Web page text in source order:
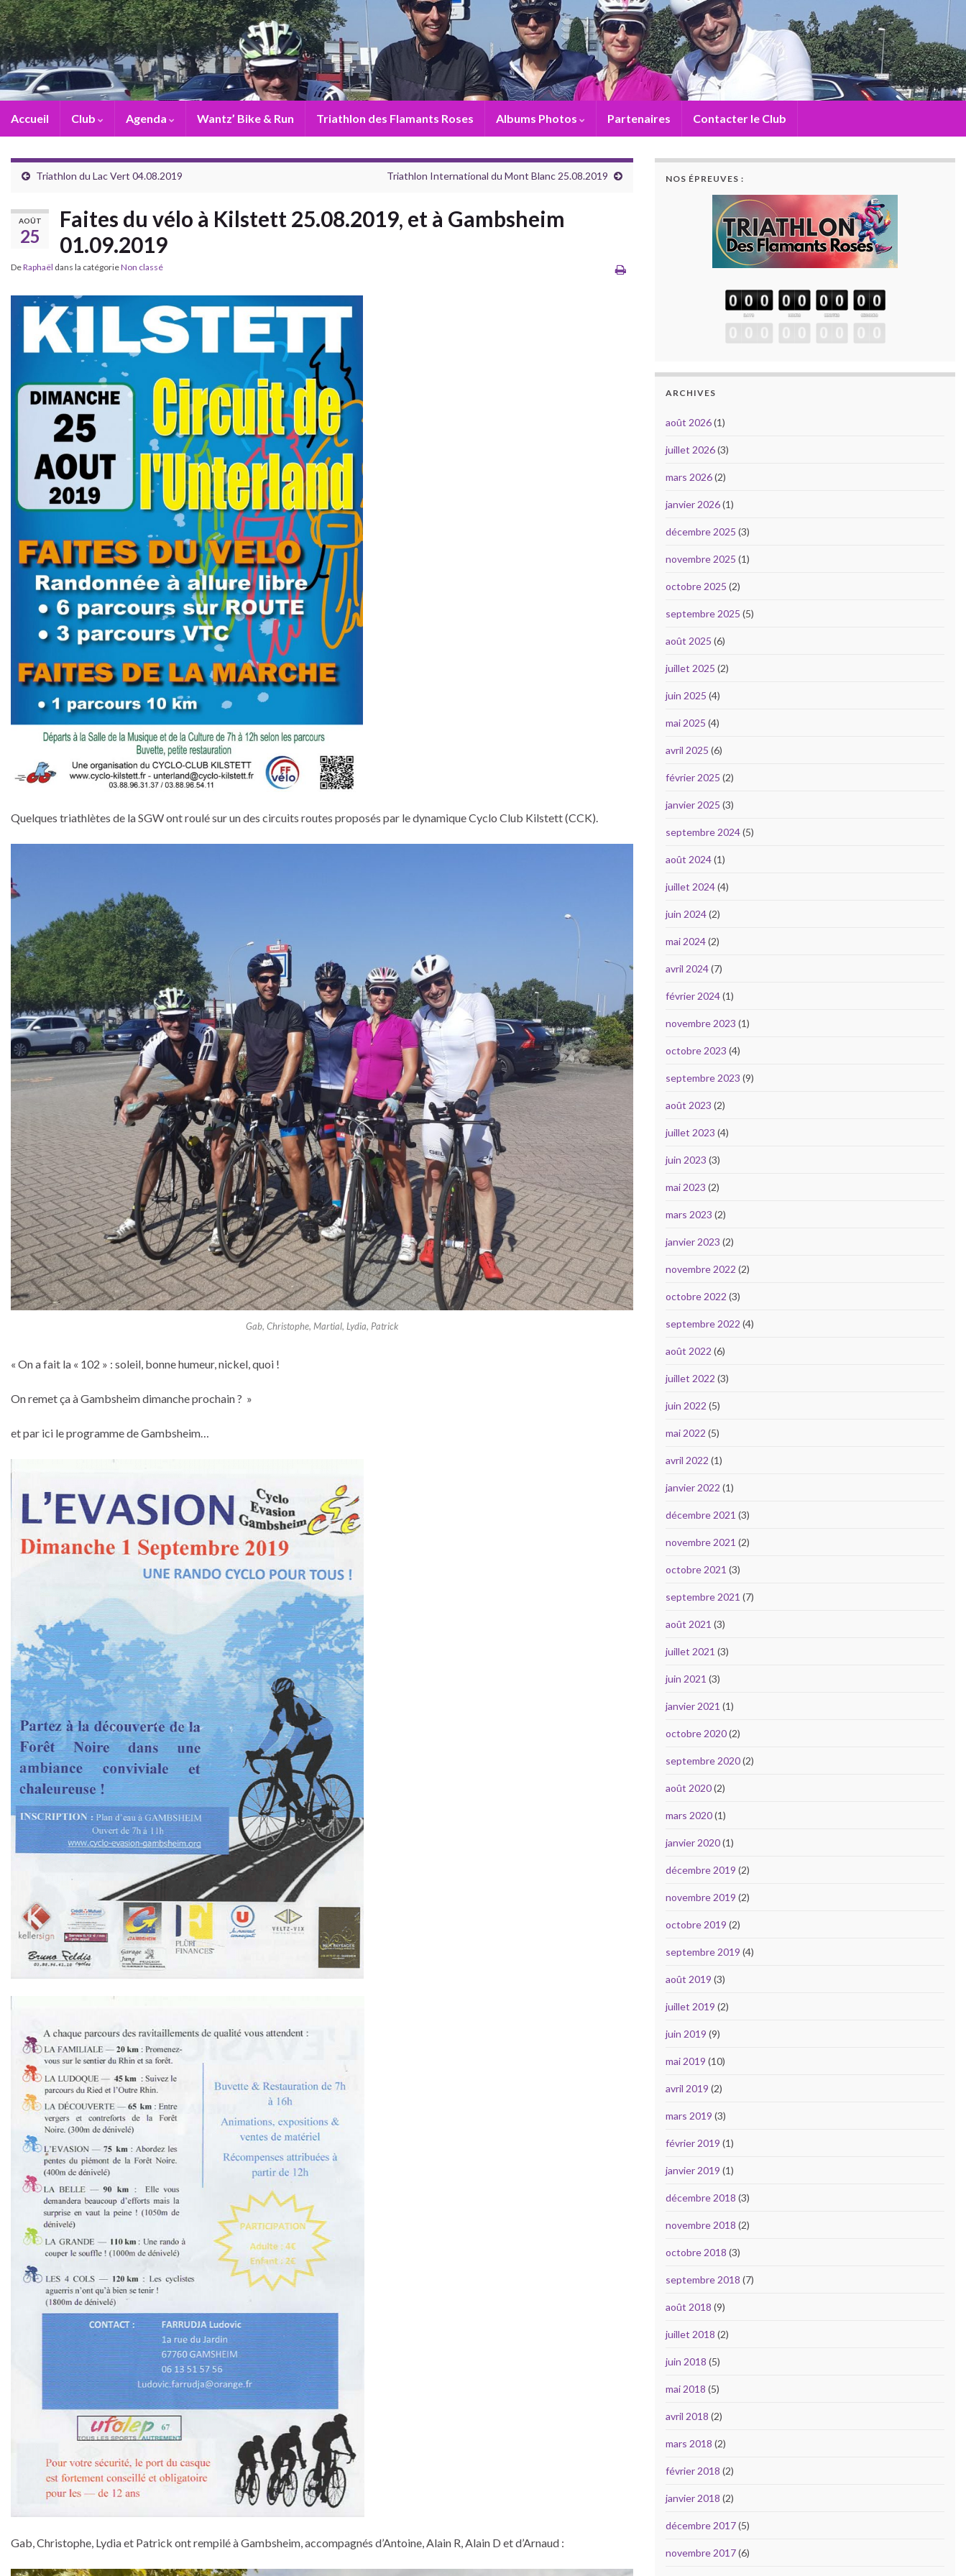
Accueil Club Agenda Wantz’ Bike & Run Triathlon des Flamants Roses Albums Photos Partenaires Contacter le Club
Triathlon du Lac Vert 04.08.2019 Triathlon International du Mont Blanc 25.08.2019
AOÛT
25
Faites du vélo à Kilstett 25.08.2019, et à Gambsheim
01.09.2019
DeRaphaël dans la catégorieNon classé
Quelques triathlètes de la SGW ont roulé sur un des circuits routes proposés par le dynamique Cyclo Club Kilstett (CCK).
Gab, Christophe, Martial, Lydia, Patrick
« On a fait la « 102 » : soleil, bonne humeur, nickel, quoi !
On remet ça à Gambsheim dimanche prochain ? »
et par ici le programme de Gambsheim…
Gab, Christophe, Lydia et Patrick ont rempilé à Gambsheim, accompagnés d’Antoine, Alain R, Alain D et d’Arnaud :
NOS ÉPREUVES :
ARCHIVES
août 2026(1)
juillet 2026(3)
mars 2026(2)
janvier 2026(1)
décembre 2025 (3)
novembre 2025 (1)
octobre 2025 (2)
septembre 2025 (5)
août 2025 (6)
juillet 2025 (2)
juin 2025 (4)
mai 2025 (4)
avril 2025 (6)
février 2025 (2)
janvier 2025 (3)
septembre 2024(5)
août 2024(1)
juillet 2024(4)
juin 2024(2)
mai 2024(2)
avril 2024(7)
février 2024(1)
novembre 2023 (1)
octobre 2023 (4)
septembre 2023 (9)
août 2023 (2)
juillet 2023 (4)
juin 2023 (3)
mai 2023 (2)
mars 2023 (2)
janvier 2023 (2)
novembre 2022 (2)
octobre 2022 (3)
septembre 2022 (4)
août 2022 (6)
juillet 2022 (3)
juin 2022 (5)
mai 2022 (5)
avril 2022 (1)
janvier 2022 (1)
décembre 2021 (3)
novembre 2021 (2)
octobre 2021 (3)
septembre 2021 (7)
août 2021 (3)
juillet 2021 (3)
juin 2021 (3)
janvier 2021 (1)
octobre 2020(2)
septembre 2020(2)
août 2020(2)
mars 2020(1)
janvier 2020(1)
décembre 2019 (2)
novembre 2019 (2)
octobre 2019 (2)
septembre 2019 (4)
août 2019 (3)
juillet 2019 (2)
juin 2019 (9)
mai 2019 (10)
avril 2019 (2)
mars 2019 (3)
février 2019 (1)
janvier 2019 (1)
décembre 2018 (3)
novembre 2018 (2)
octobre 2018 (3)
septembre 2018 (7)
août 2018 (9)
juillet 2018 (2)
juin 2018 (5)
mai 2018 (5)
avril 2018 (2)
mars 2018 (2)
février 2018 (2)
janvier 2018 (2)
décembre 2017(5)
novembre 2017(6)